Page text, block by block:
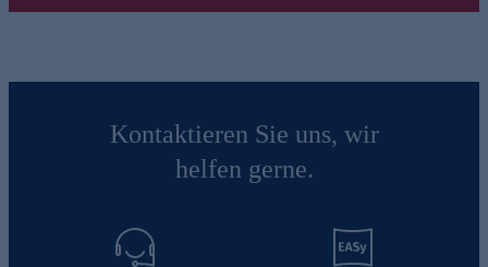
Kontaktieren Sie uns, wir
helfen gerne.